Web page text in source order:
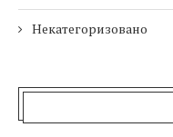
Некатегоризовано